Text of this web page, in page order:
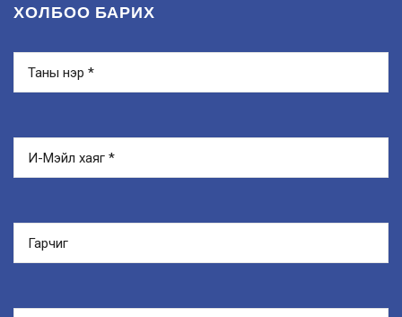
ХОЛБОО БАРИХ